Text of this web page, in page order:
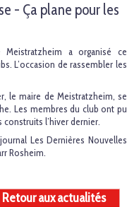
- Ça plane pour les
a organisé ce
L’occasion de rassembler les
le maire de Meistratzheim, se
Les membres du club ont pu
l’hiver dernier.
Les Dernières Nouvelles
Rosheim.
Retour aux actualités